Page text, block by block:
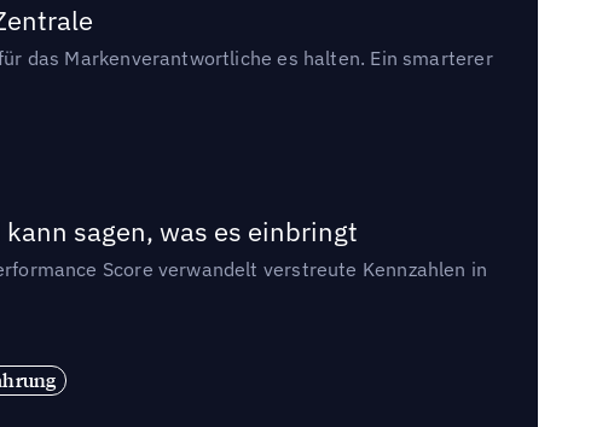
das Markenverantwortliche es halten. Ein smarterer
sagen, was es einbringt
Score verwandelt verstreute Kennzahlen in